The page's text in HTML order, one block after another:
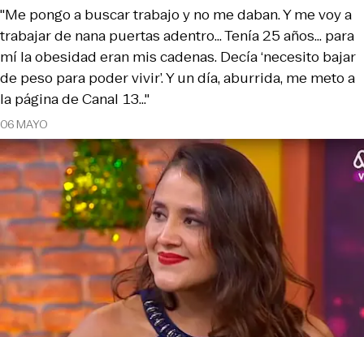
06 MAYO
"Me pongo a buscar trabajo y no me daban. Y me voy a
trabajar de nana puertas adentro... Tenía 25 años... para
mí la obesidad eran mis cadenas. Decía ‘necesito bajar
de peso para poder vivir’. Y un día, aburrida, me meto a
la página de Canal 13..."